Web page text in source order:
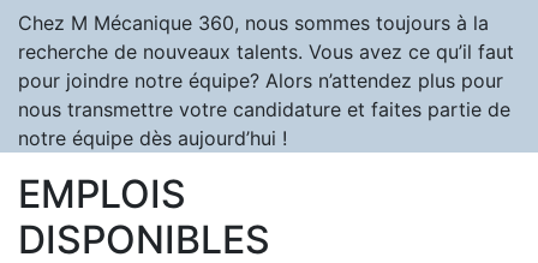
Chez M Mécanique 360, nous sommes toujours à la
recherche de nouveaux talents. Vous avez ce qu’il faut
pour joindre notre équipe? Alors n’attendez plus pour
nous transmettre votre candidature et faites partie de
notre équipe dès aujourd’hui !
EMPLOIS
DISPONIBLES